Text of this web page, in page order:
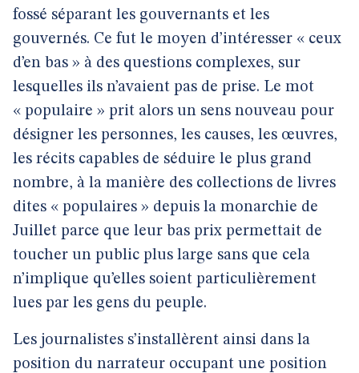
fossé séparant les gouvernants et les
gouvernés. Ce fut le moyen d’intéresser « ceux
d’en bas » à des questions complexes, sur
lesquelles ils n’avaient pas de prise. Le mot
« populaire » prit alors un sens nouveau pour
désigner les personnes, les causes, les œuvres,
les récits capables de séduire le plus grand
nombre, à la manière des collections de livres
dites « populaires » depuis la monarchie de
Juillet parce que leur bas prix permettait de
toucher un public plus large sans que cela
n’implique qu’elles soient particulièrement
lues par les gens du peuple.
Les journalistes s’installèrent ainsi dans la
position du narrateur occupant une position